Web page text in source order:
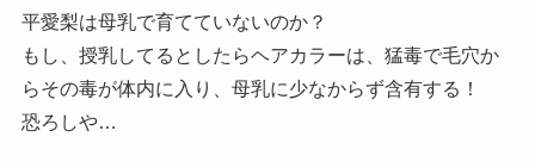
平愛梨は母乳で育てていないのか？
もし、授乳してるとしたらヘアカラーは、猛毒で毛穴か
らその毒が体内に入り、母乳に少なからず含有する！
恐ろしや…